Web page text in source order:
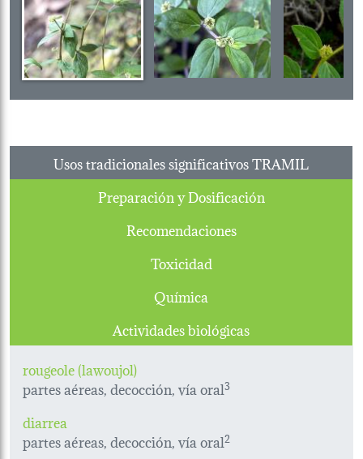
Usos tradicionales significativos TRAMIL
Preparación y Dosificación
Recomendaciones
Toxicidad
Química
Actividades biológicas
rougeole (lawoujol)
partes aéreas, decocción, vía oral3
diarrea
partes aéreas, decocción, vía oral2